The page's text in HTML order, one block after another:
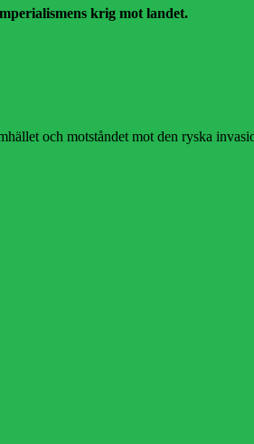
krig mot landet.
och motståndet mot den ryska